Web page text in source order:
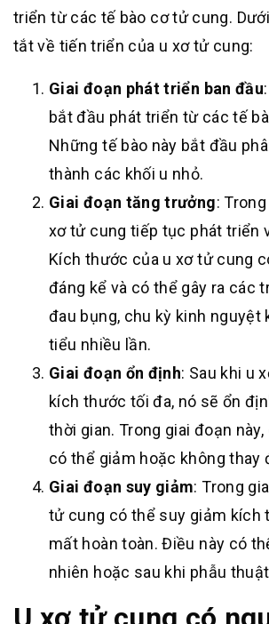
triển từ các tế bào cơ tử cung.
tắt về tiến triển của u xơ tử cung:
Giai đoạn phát triển ban đầu
bắt đầu phát triển từ các tế
Những tế bào này bắt đầu
thành các khối u nhỏ.
Giai đoạn tăng trưởng:
xơ tử cung tiếp tục phát triển
Kích thước của u xơ tử cung
đáng kể và có thể gây ra các
đau bụng, chu kỳ kinh nguyệt
tiểu nhiều lần.
Giai đoạn ổn định: Sau khi u
kích thước tối đa, nó sẽ ổn
thời gian. Trong giai đoạn
có thể giảm hoặc không thay
Giai đoạn suy giảm: Trong
tử cung có thể suy giảm kích
mất hoàn toàn. Điều này có
nhiên hoặc sau khi phẫu